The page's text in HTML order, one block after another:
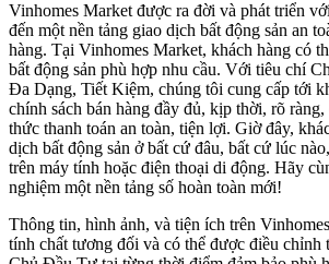
Vinhomes Market được ra đời và phát triển
đến một nền tảng giao dịch bất động sản an
hàng. Tại Vinhomes Market, khách hàng có
bất động sản phù hợp nhu cầu. Với tiêu chí
Đa Dạng, Tiết Kiệm, chúng tôi cung cấp tới
chính sách bán hàng đầy đủ, kịp thời, rõ
thức thanh toán an toàn, tiện lợi. Giờ đây,
dịch bất động sản ở bất cứ đâu, bất cứ lúc
trên máy tính hoặc điện thoại di động. Hãy
nghiệm một nền tảng số hoàn toàn mới!
Thông tin, hình ảnh, và tiện ích trên
tính chất tương đối và có thể được điều chỉnh